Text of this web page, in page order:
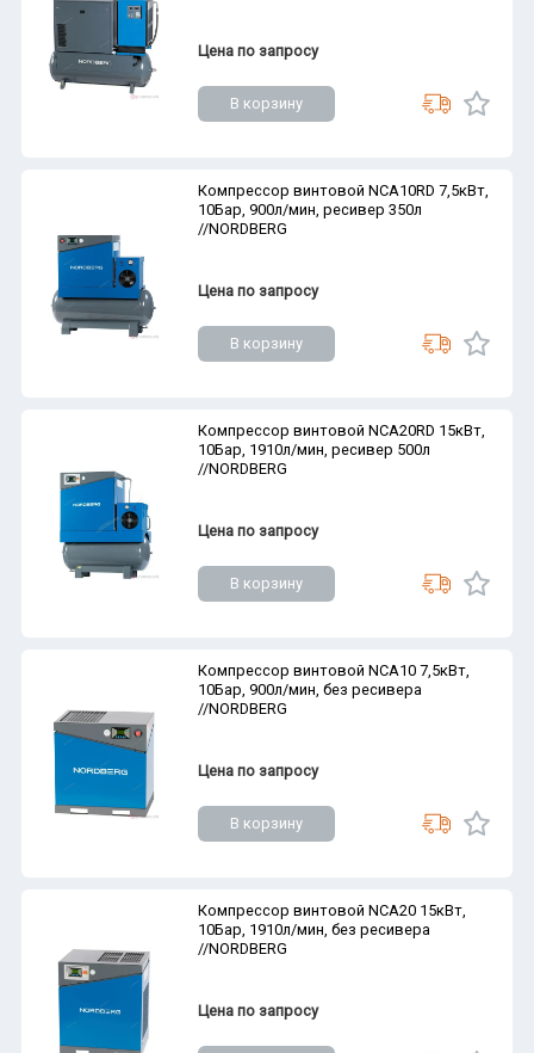
Цена по запросу
В корзину
Компрессор винтовой NCA10RD 7,5кВт,
10Бар, 900л/мин, ресивер 350л
//NORDBERG
Цена по запросу
В корзину
Компрессор винтовой NCA20RD 15кВт,
10Бар, 1910л/мин, ресивер 500л
//NORDBERG
Цена по запросу
В корзину
Компрессор винтовой NCA10 7,5кВт,
10Бар, 900л/мин, без ресивера
//NORDBERG
Цена по запросу
В корзину
Компрессор винтовой NCA20 15кВт,
10Бар, 1910л/мин, без ресивера
//NORDBERG
Цена по запросу